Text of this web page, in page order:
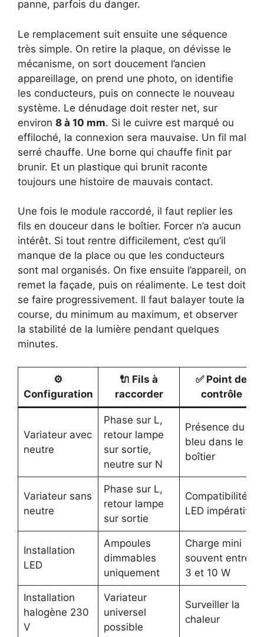
panne, parfois du danger.
Le remplacement suit ensuite une séquence
très simple. On retire la plaque, on dévisse le
mécanisme, on sort doucement l’ancien
appareillage, on prend une photo, on identifie
les conducteurs, puis on connecte le nouveau
système. Le dénudage doit rester net, sur
environ 8 à 10 mm. Si le cuivre est marqué ou
effiloché, la connexion sera mauvaise. Un fil mal
serré chauffe. Une borne qui chauffe finit par
brunir. Et un plastique qui brunit raconte
toujours une histoire de mauvais contact.
Une fois le module raccordé, il faut replier les
fils en douceur dans le boîtier. Forcer n’a aucun
intérêt. Si tout rentre difficilement, c’est qu’il
manque de la place ou que les conducteurs
sont mal organisés. On fixe ensuite l’appareil, on
remet la façade, puis on réalimente. Le test doit
se faire progressivement. Il faut balayer toute la
course, du minimum au maximum, et observer
la stabilité de la lumière pendant quelques
minutes.
⚙️
Configuration
🔌 Fils à
raccorder
✅ Point de
contrôle
Variateur avec
neutre
Phase sur L,
retour lampe
sur sortie,
neutre sur N
Présence du fil
bleu dans le
boîtier
Variateur sans
neutre
Phase sur L,
retour lampe
sur sortie
Compatibilité
LED impérative
Installation
LED
Ampoules
dimmables
uniquement
Charge mini
souvent entre
3 et 10 W
Installation
halogène 230
V
Variateur
universel
possible
Surveiller la
chaleur